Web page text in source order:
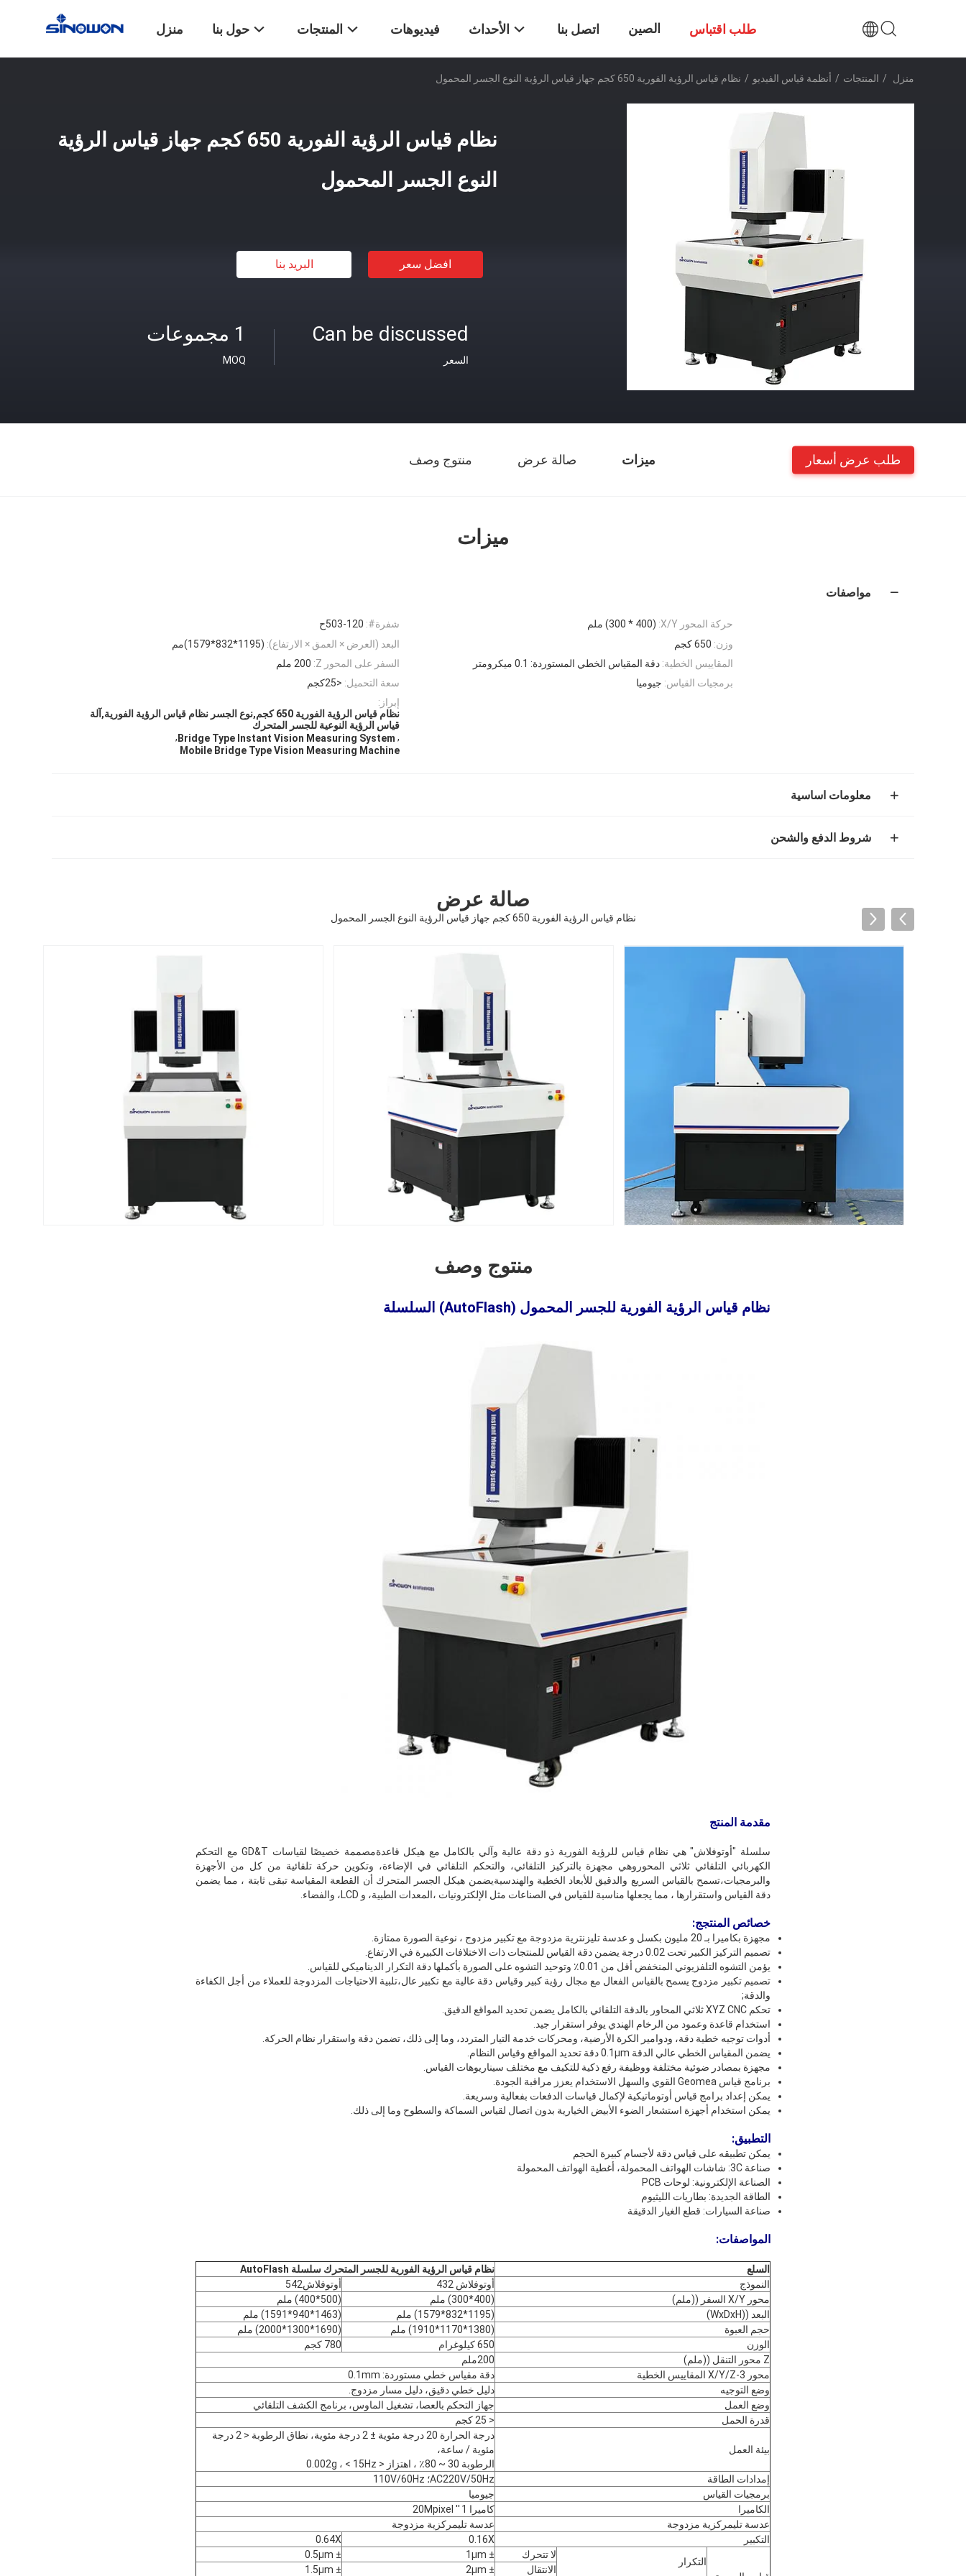
منزل حول بنا المنتجات فيديوهات الأحداث اتصل بنا الصين طلب اقتباس
منزل / المنتجات / أنظمة قياس الفيديو / نظام قياس الرؤية الفورية 650 كجم جهاز قياس الرؤية النوع الجسر المحمول
نظام قياس الرؤية الفورية 650 كجم جهاز قياس الرؤية
النوع الجسر المحمول
افضل سعر البريد بنا
1 مجموعات
MOQ
Can be discussed
السعر
ميزات صالة عرض منتوج وصف طلب عرض أسعار
ميزات
مواصفات
شفرة#: 503-120ح حركة المحور X/Y:
(400 * 300) ملم
البعد (العرض × العمق × الارتفاع): (1195*832*1579)مم وزن: 650 كجم
السفر على المحور Z:
200 ملم المقاييس الخطية: دقة المقياس الخطي المستوردة: 0.1 ميكرومتر
سعة التحميل: <25كجم برمجيات القياس: جيوميا
إبراز:
نظام قياس الرؤية الفورية 650 كجم,نوع الجسر نظام قياس الرؤية الفورية,آلة
قياس الرؤية النوعية للجسر المتحرك
,
Bridge Type Instant Vision Measuring System
,
Mobile Bridge Type Vision Measuring Machine
معلومات اساسية
شروط الدفع والشحن
صالة عرض
نظام قياس الرؤية الفورية 650 كجم جهاز قياس الرؤية النوع الجسر المحمول
منتوج وصف
نظام قياس الرؤية الفورية للجسر المحمول (AutoFlash) السلسلة
مقدمة المنتج
سلسلة "أوتوفلاش" هي نظام قياس للرؤية الفورية ذو دقة عالية وآلي بالكامل مع هيكل قاعدةمصممة خصيصًا لقياسات GD&T مع التحكم
الكهربائي التلقائي ثلاثي المحوروهي مجهزة بالتركيز التلقائي، والتحكم التلقائي في الإضاءة، وتكوين حركة تلقائية من كل من الأجهزة
والبرمجيات،تسمح بالقياس السريع والدقيق للأبعاد الخطية والهندسيةيضمن هيكل الجسر المتحرك أن القطعة المقياسة تبقى ثابتة ، مما يضمن
دقة القياس واستقرارها ، مما يجعلها مناسبة للقياس في الصناعات مثل الإلكترونيات ،المعدات الطبية، و LCD، والفضاء.
خصائص المنتجج:
مجهزة بكاميرا بـ 20 مليون بكسل و عدسة تليزنترية مزدوجة مع تكبير مزدوج ، نوعية الصورة ممتازة.
تصميم التركيز الكبير تحت 0.02 درجة يضمن دقة القياس للمنتجات ذات الاختلافات الكبيرة في الارتفاع.
يؤمن التشوه التلفزيوني المنخفض أقل من 0.01٪ وتوحيد التشوه على الصورة بأكملها دقة التكرار الديناميكي للقياس.
تصميم تكبير مزدوج يسمح بالقياس الفعال مع مجال رؤية كبير وقياس دقة عالية مع تكبير عال،تلبية الاحتياجات المزدوجة للعملاء من أجل الكفاءة
والدقة;
تحكم XYZ CNC ثلاثي المحاور بالدقة التلقائي بالكامل يضمن تحديد المواقع الدقيق.
استخدام قاعدة وعمود من الرخام الهندي يوفر استقرار جيد.
أدوات توجيه خطية دقة، ودوامير الكرة الأرضية، ومحركات خدمة التيار المتردد، وما إلى ذلك، تضمن دقة واستقرار نظام الحركة.
يضمن المقياس الخطي عالي الدقة 0.1μm دقة تحديد المواقع وقياس النظام.
مجهزة بمصادر ضوئية مختلفة ووظيفة رفع ذكية للتكيف مع مختلف سيناريوهات القياس.
برنامج قياس Geomea القوي والسهل الاستخدام يعزز مراقبة الجودة.
يمكن إعداد برامج قياس أوتوماتيكية لإكمال قياسات الدفعات بفعالية وسريعة.
يمكن استخدام أجهزة استشعار الضوء الأبيض الخيارية بدون اتصال لقياس السماكة والسطوح وما إلى ذلك.
التطبيق:
يمكن تطبيقه على قياس دقة لأجسام كبيرة الحجم
صناعة 3C: شاشات الهواتف المحمولة، أغطية الهواتف المحمولة
الصناعة الإلكترونية: لوحات PCB
الطاقة الجديدة: بطاريات الليثيوم
صناعة السيارات: قطع الغيار الدقيقة
المواصفات:
السلع نظام قياس الرؤية الفورية للجسر المتحرك سلسلة AutoFlash
النموذج
أوتوفلاش 432
أوتوفلاش542
محور X/Y السفر ((ملم)
(400*300) ملم
(500*400) ملم
البعد ((WxDxH)
(1195*832*1579) ملم
(1463*940*1591) ملم
حجم العبوة
(1380*1170*1910) ملم
(1690*1300*2000) ملم
الوزن
650 كيلوغرام
780 كجم
Z محور التنقل ((ملم)
200ملم
محور X/Y/Z-3 المقاييس الخطية
دقة مقياس خطي مستوردة: 0.1mm
وضع التوجيه
دليل خطي دقيق، دليل مسار مزدوج.
وضع العمل
جهاز التحكم بالعصا، تشغيل الماوس، برنامج الكشف التلقائي
قدرة الحمل
< 25 كجم
بيئة العمل
درجة الحرارة 20 درجة مئوية ± 2 درجة مئوية، نطاق الرطوبة < 2 درجة
مئوية / ساعة،
الرطوبة 30 ~ 80٪ ، اهتزاز < 0.002g ، < 15Hz
إمدادات الطاقة
AC220V/50Hz؛ 110V/60Hz
برمجيات القياس
جيوميا
الكاميرا
كاميرا 1 ′′ 20Mpixel
عدسة تليمركزية مزدوجة
عدسة تليمركزية مزدوجة
التكبير
0.16X
0.64X
التكرار
لا تتحرك ± 1μm
± 0.5μm
الانتقال
± 2μm
± 1.5μm